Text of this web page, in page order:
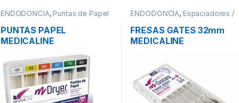
ENDODONCIA, Puntas de Papel
PUNTAS PAPEL
MEDICALINE
ENDODONCIA, Espaciadores /
FRESAS GATES 32mm
MEDICALINE